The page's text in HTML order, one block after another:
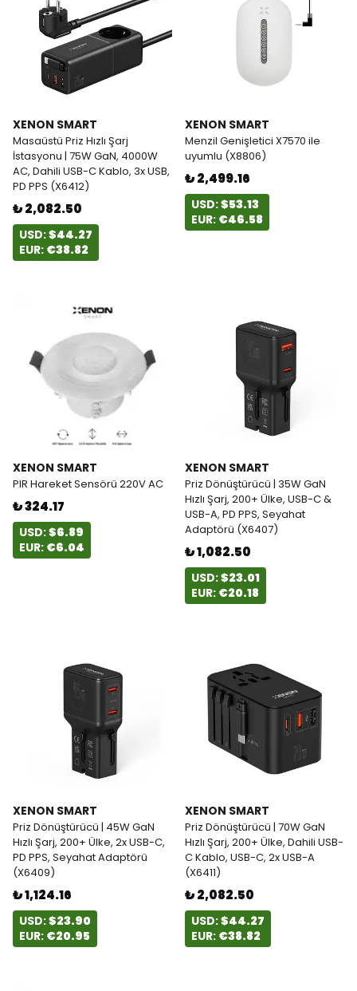
XENON SMART
Masaüstü Priz Hızlı Şarj
İstasyonu | 75W GaN, 4000W
AC, Dahili USB-C Kablo, 3x USB,
PD PPS (X6412)
₺ 2,082.50
USD:$44.27
EUR: €38.82
XENON SMART
Menzil Genişletici X7570 ile
uyumlu (X8806)
₺ 2,499.16
USD:$53.13
EUR: €46.58
XENON SMART
PIR Hareket Sensörü 220V AC
₺ 324.17
USD:$6.89
EUR: €6.04
XENON SMART
Priz Dönüştürücü | 35W GaN
Hızlı Şarj, 200+ Ülke, USB-C &
USB-A, PD PPS, Seyahat
Adaptörü (X6407)
₺ 1,082.50
USD:$23.01
EUR: €20.18
XENON SMART
Priz Dönüştürücü | 45W GaN
Hızlı Şarj, 200+ Ülke, 2x USB-C,
PD PPS, Seyahat Adaptörü
(X6409)
₺ 1,124.16
USD:$23.90
EUR: €20.95
XENON SMART
Priz Dönüştürücü | 70W GaN
Hızlı Şarj, 200+ Ülke, Dahili USB-
C Kablo, USB-C, 2x USB-A
(X6411)
₺ 2,082.50
USD:$44.27
EUR: €38.82